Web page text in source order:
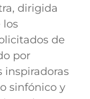
, dirigida
los
de
por
inspiradoras
sinfónico y